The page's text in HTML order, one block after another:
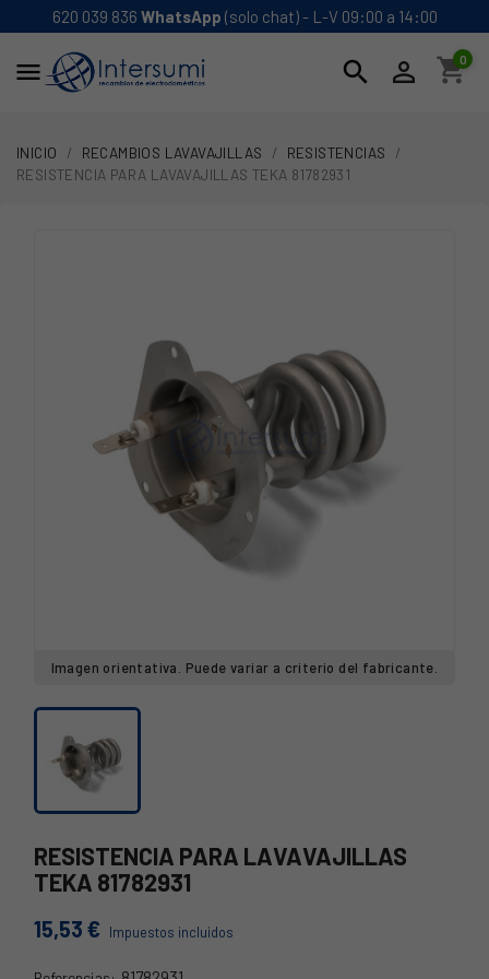
620 039 836 WhatsApp (solo chat) - L-V 09:00 a 14:00
 search  shopping_cart
0
INICIO RECAMBIOS LAVAVAJILLAS
RESISTENCIAS
RESISTENCIA PARA LAVAVAJILLAS TEKA 81782931
Imagen orientativa. Puede variar a criterio del fabricante.
RESISTENCIA PARA LAVAVAJILLAS
TEKA 81782931
15,53 € Impuestos incluidos